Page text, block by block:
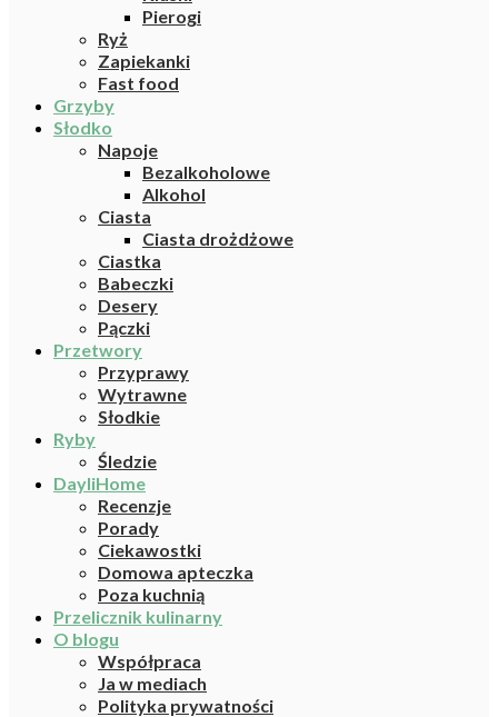
Pierogi
Ryż
Zapiekanki
Fast food
Grzyby
Słodko
Napoje
Bezalkoholowe
Alkohol
Ciasta
Ciasta drożdżowe
Ciastka
Babeczki
Desery
Pączki
Przetwory
Przyprawy
Wytrawne
Słodkie
Ryby
Śledzie
DayliHome
Recenzje
Porady
Ciekawostki
Domowa apteczka
Poza kuchnią
Przelicznik kulinarny
O blogu
Współpraca
Ja w mediach
Polityka prywatności